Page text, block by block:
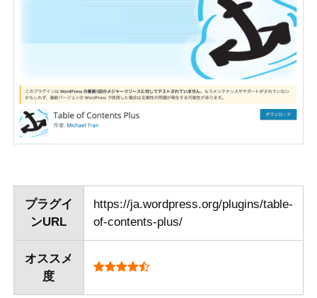
プラグイ
ンURL
https://ja.wordpress.org/plugins/table-
of-contents-plus/
オススメ
度